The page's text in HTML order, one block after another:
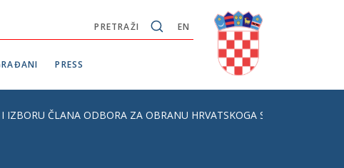
EN
PRETRAŽI
PRESS
ČLANA ODBORA ZA OBRANU HRVATSKOGA SABORA